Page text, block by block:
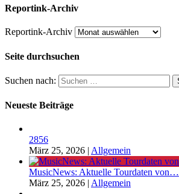
Reportink-Archiv
Reportink-Archiv
Seite durchsuchen
Suchen nach:
Neueste Beiträge
2856
März 25, 2026 | Allgemein
MusicNews: Aktuelle Tourdaten von…
März 25, 2026 | Allgemein